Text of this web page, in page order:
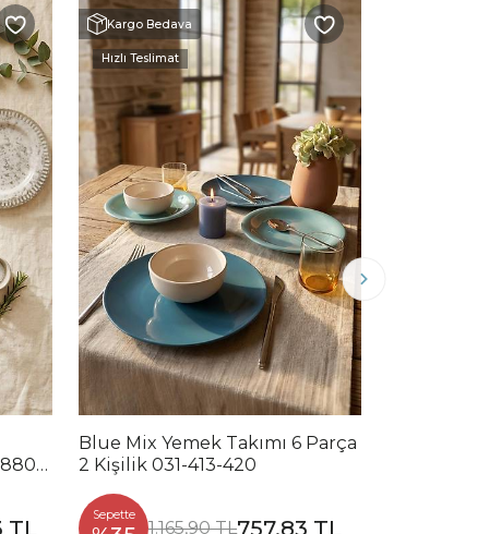
TL
Kargo Bedava
Hızlı Teslimat
Blue Mix Yemek Takımı 6 Parça
2 Kişilik 031-413-420
Sepette
1.165,90 TL757,83 TL